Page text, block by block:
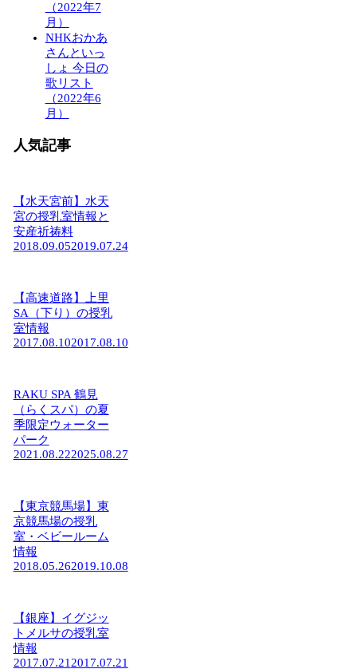
（2022年7
月）
NHKおかあ
さんといっ
しょ 今日の
歌リスト
（2022年6
月）
人気記事
【水天宮前】水天
宮の授乳室情報と
安産祈祷料
2018.09.052019.07.24
【高速道路】上里
SA（下り）の授乳
室情報
2017.08.102017.08.10
RAKU SPA 鶴見
（らくスパ）の夏
季限定ウォーター
パーク
2021.08.222025.08.27
【東京競馬場】東
京競馬場の授乳
室・ベビールーム
情報
2018.05.262019.10.08
【銀座】イグジッ
トメルサの授乳室
情報
2017.07.212017.07.21